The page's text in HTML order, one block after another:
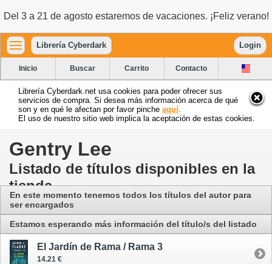
Del 3 a 21 de agosto estaremos de vacaciones. ¡Feliz verano!
Librería Cyberdark Login
Inicio Buscar Carrito Contacto
Librería Cyberdark.net usa cookies para poder ofrecer sus
servicios de compra. Si desea más información acerca de qué
son y en qué le afectan por favor pinche aquí
El uso de nuestro sitio web implica la aceptación de estas cookies.
Gentry Lee
Listado de títulos disponibles en la
tienda
En este momento tenemos todos los títulos del autor para
ser encargados
Estamos esperando más información del título/s del listado
El Jardín de Rama / Rama 3
14.21 €